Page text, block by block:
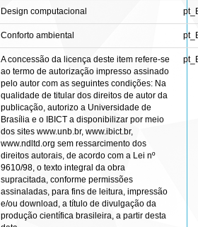
Design computacional
Conforto ambiental
A concessão da licença deste item refere-se
ao termo de autorização impresso assinado
pelo autor com as seguintes condições: Na
qualidade de titular dos direitos de autor da
publicação, autorizo a Universidade de
Brasília e o IBICT a disponibilizar por meio
dos sites www.unb.br, www.ibict.br,
www.ndltd.org sem ressarcimento dos
direitos autorais, de acordo com a Lei nº
9610/98, o texto integral da obra
supracitada, conforme permissões
assinaladas, para fins de leitura, impressão
e/ou download, a título de divulgação da
produção científica brasileira, a partir desta